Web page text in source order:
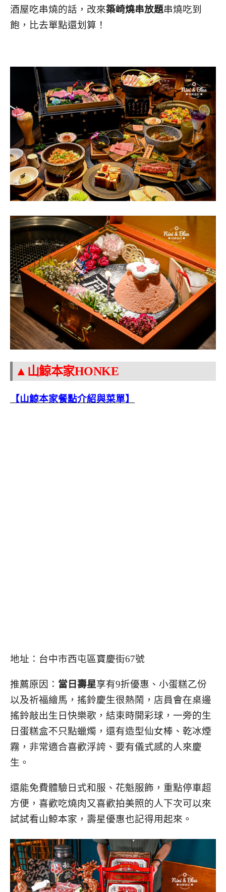
酒屋吃串燒的話，改來築崎燒串放題串燒吃到
飽，比去單點還划算！
▲山鯨本家HONKE
【山鯨本家餐點介紹與菜單】
地址：台中市西屯區寶慶街67號
推薦原因： 當日壽星享有9折優惠、小蛋糕乙份
以及祈福繪馬，搖鈴慶生很熱鬧，店員會在桌邊
搖鈴敲出生日快樂歌，結束時開彩球，一旁的生
日蛋糕盒不只點蠟燭，還有造型仙女棒、乾冰煙
霧，非常適合喜歡浮誇、要有儀式感的人來慶
生。
還能免費體驗日式和服、花魁服飾，重點停車超
方便，喜歡吃燒肉又喜歡拍美照的人下次可以來
試試看山鯨本家，壽星優惠也記得用起來。